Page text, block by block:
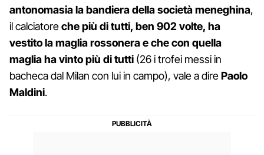
antonomasia la bandiera della società meneghina,
il calciatoreche più di tutti, ben 902 volte, ha
vestito la maglia rossonera e che con quella
maglia ha vinto più di tutti (26 i trofei messi in
bacheca dal Milan con lui in campo), vale a direPaolo
Maldini.